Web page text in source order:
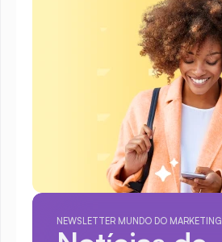
NEWSLETTER MUNDO DO MARKETING